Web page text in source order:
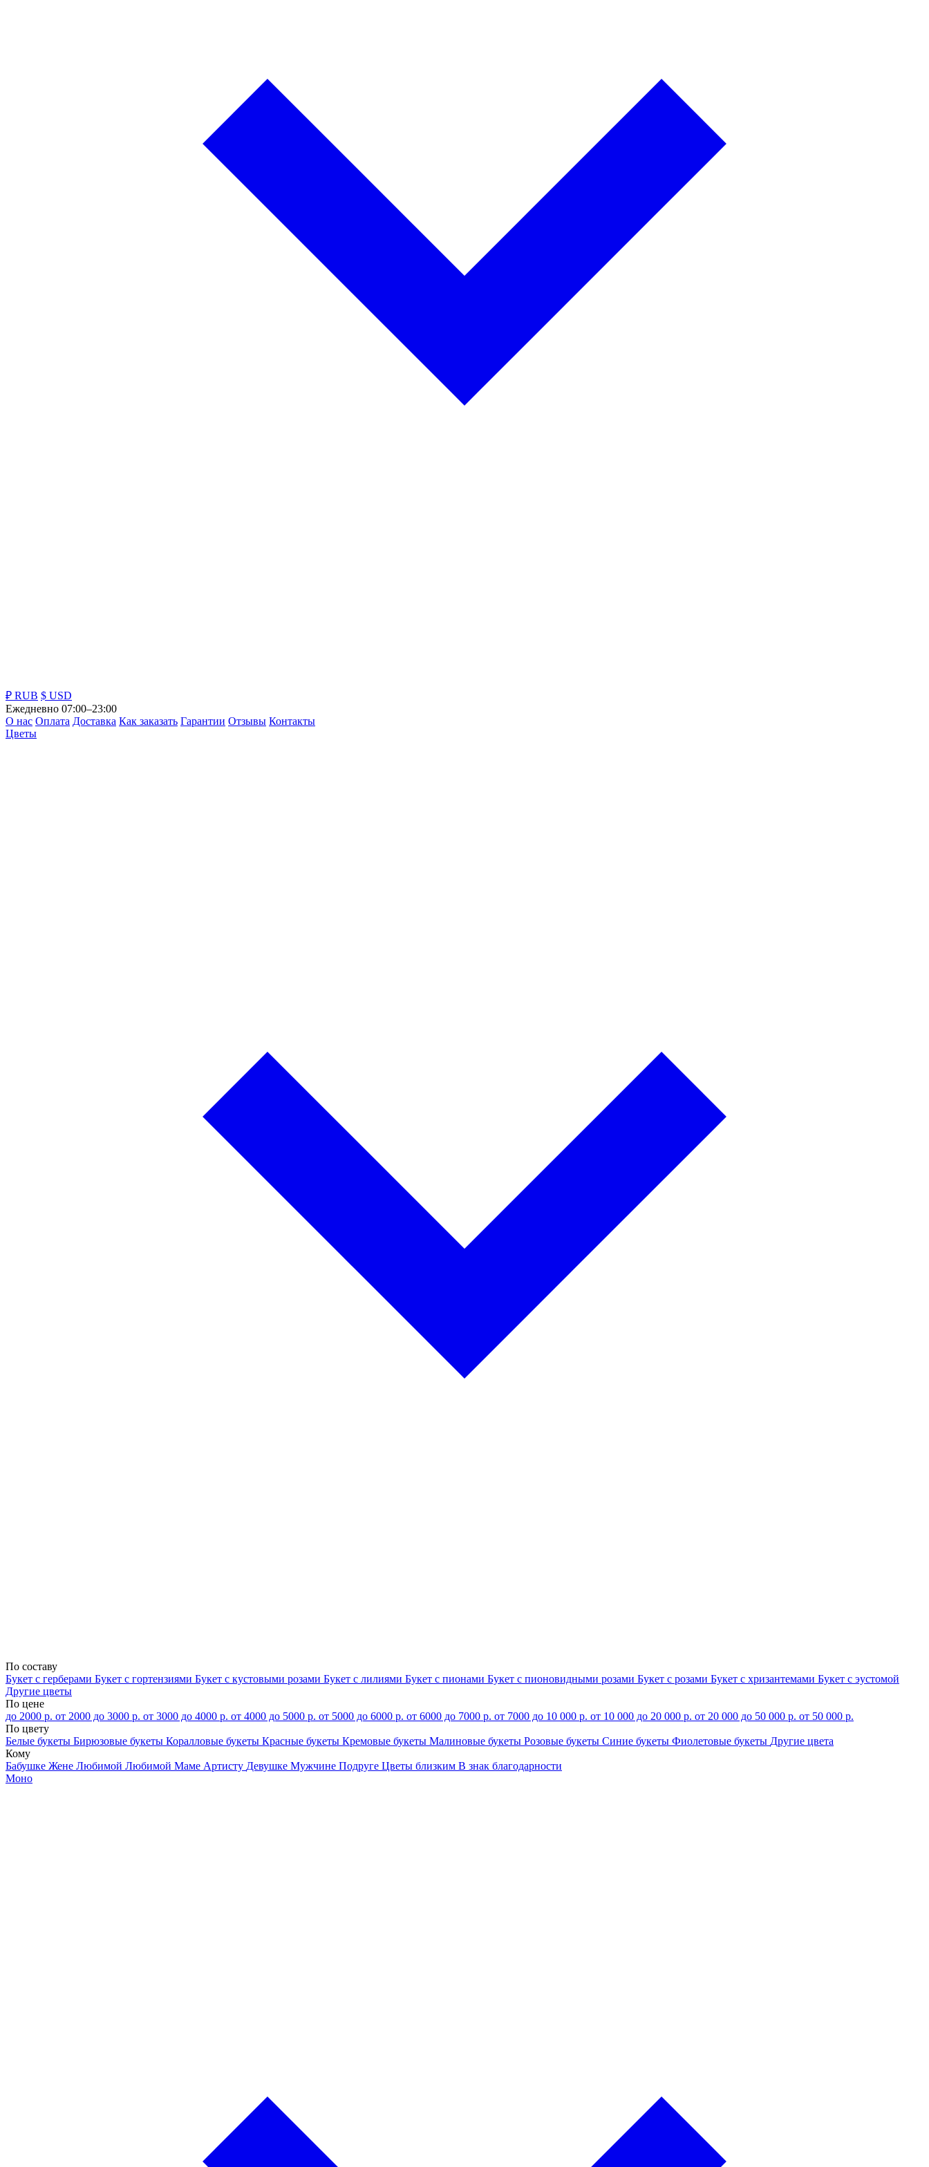
₽ RUB $ USD
Ежедневно 07:00–23:00
О нас Оплата Доставка Как заказать Гарантии Отзывы Контакты
Цветы
По составу
Букет с герберами Букет с гортензиями Букет с кустовыми розами Букет с лилиями Букет с пионами Букет с пионовидными розами Букет с розами Букет с хризантемами Букет с эустомой
Другие цветы
По цене
до 2000 р. от 2000 до 3000 р. от 3000 до 4000 р. от 4000 до 5000 р. от 5000 до 6000 р. от 6000 до 7000 р. от 7000 до 10 000 р. от 10 000 до 20 000 р. от 20 000 до 50 000 р. от 50 000 р.
По цвету
Белые букеты Бирюзовые букеты Коралловые букеты Красные букеты Кремовые букеты Малиновые букеты Розовые букеты Синие букеты Фиолетовые букеты Другие цвета
Кому
Бабушке Жене Любимой Любимой Маме Артисту Девушке Мужчине Подруге Цветы близким В знак благодарности
Моно